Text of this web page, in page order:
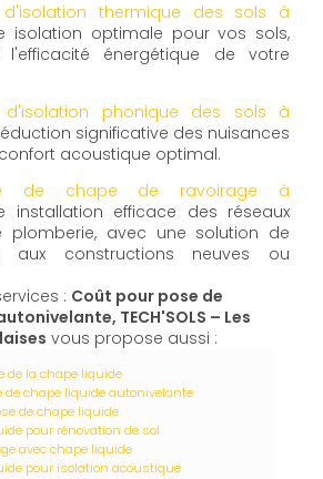
d'isolation thermique des sols à
isolation optimale pour vos sols,
l'efficacité énergétique de votre
d'isolation phonique des sols à
significative des nuisances
acoustique optimal.
de chape de ravoirage à
installation efficace des réseaux
plomberie, avec une solution de
aux constructions neuves ou
: Coût pour pose de
TECH'SOLS – Les
vous propose aussi :
de la chape liquide
de chape liquide autonivelante
de chape liquide
pour rénovation de sol
avec chape liquide
pour isolation acoustique